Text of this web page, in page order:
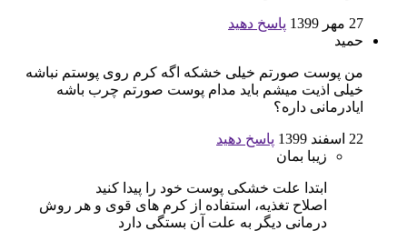
27 مهر 1399
پاسخ دهید
حمید
من پوست صورتم خیلی خشکه اگه کرم روی پوستم نباشه
خیلی اذیت میشم باید مدام پوست صورتم چرب باشه
ایادرمانی داره؟
22 اسفند 1399
پاسخ دهید
زیبا بمان
ابتدا علت خشکی پوست خود را پیدا کنید
اصلاح تغذیه، استفاده از کرم های قوی و هر روش
درمانی دیگر به علت آن بستگی دارد